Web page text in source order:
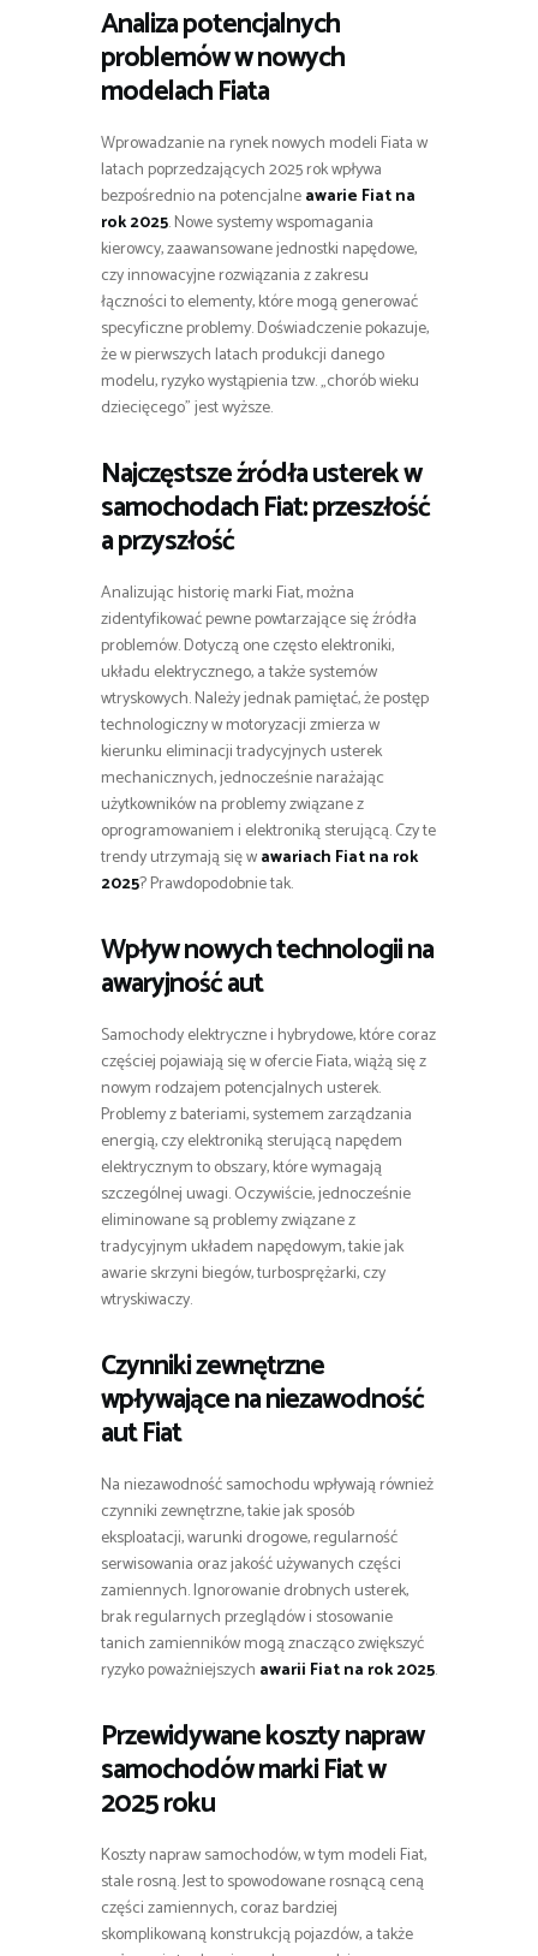
Analiza potencjalnych
problemów w nowych
modelach Fiata
Wprowadzanie na rynek nowych modeli Fiata w
latach poprzedzających 2025 rok wpływa
bezpośrednio na potencjalneawarie Fiat na
rok 2025. Nowe systemy wspomagania
kierowcy, zaawansowane jednostki napędowe,
czy innowacyjne rozwiązania z zakresu
łączności to elementy, które mogą generować
specyficzne problemy. Doświadczenie pokazuje,
że w pierwszych latach produkcji danego
modelu, ryzyko wystąpienia tzw. „chorób wieku
dziecięcego” jest wyższe.
Najczęstsze źródła usterek w
samochodach Fiat: przeszłość
a przyszłość
Analizując historię marki Fiat, można
zidentyfikować pewne powtarzające się źródła
problemów. Dotyczą one często elektroniki,
układu elektrycznego, a także systemów
wtryskowych. Należy jednak pamiętać, że postęp
technologiczny w motoryzacji zmierza w
kierunku eliminacji tradycyjnych usterek
mechanicznych, jednocześnie narażając
użytkowników na problemy związane z
oprogramowaniem i elektroniką sterującą. Czy te
trendy utrzymają się wawariach Fiat na rok
2025? Prawdopodobnie tak.
Wpływ nowych technologii na
awaryjność aut
Samochody elektryczne i hybrydowe, które coraz
częściej pojawiają się w ofercie Fiata, wiążą się z
nowym rodzajem potencjalnych usterek.
Problemy z bateriami, systemem zarządzania
energią, czy elektroniką sterującą napędem
elektrycznym to obszary, które wymagają
szczególnej uwagi. Oczywiście, jednocześnie
eliminowane są problemy związane z
tradycyjnym układem napędowym, takie jak
awarie skrzyni biegów, turbosprężarki, czy
wtryskiwaczy.
Czynniki zewnętrzne
wpływające na niezawodność
aut Fiat
Na niezawodność samochodu wpływają również
czynniki zewnętrzne, takie jak sposób
eksploatacji, warunki drogowe, regularność
serwisowania oraz jakość używanych części
zamiennych. Ignorowanie drobnych usterek,
brak regularnych przeglądów i stosowanie
tanich zamienników mogą znacząco zwiększyć
ryzyko poważniejszych awarii Fiat na rok 2025.
Przewidywane koszty napraw
samochodów marki Fiat w
2025 roku
Koszty napraw samochodów, w tym modeli Fiat,
stale rosną. Jest to spowodowane rosnącą ceną
części zamiennych, coraz bardziej
skomplikowaną konstrukcją pojazdów, a także